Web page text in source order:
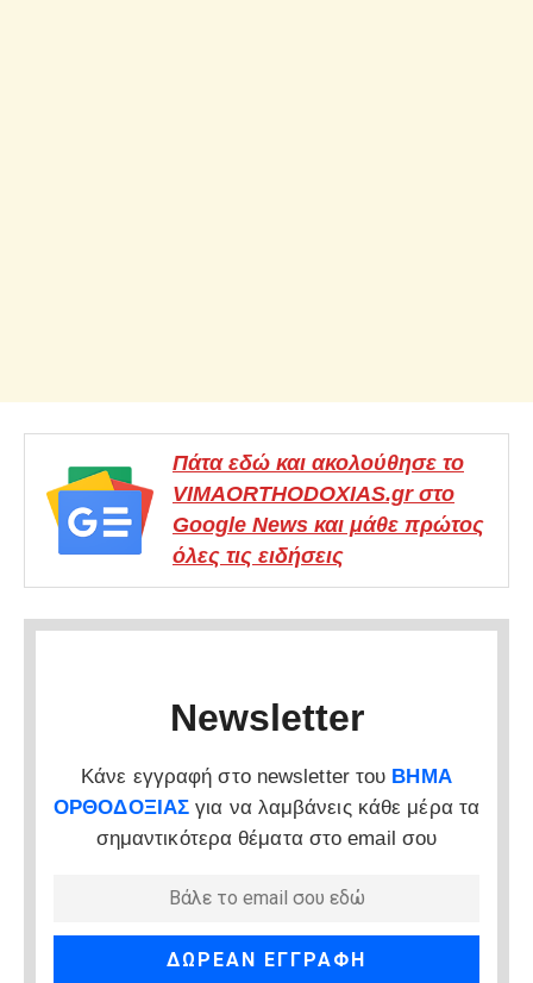
Πάτα εδώ και ακολούθησε το
VIMAORTHODOXIAS.gr στο
Google News και μάθε πρώτος
όλες τις ειδήσεις
Newsletter
Κάνε εγγραφή στο newsletter του ΒΗΜΑ
ΟΡΘΟΔΟΞΙΑΣ για να λαμβάνεις κάθε μέρα τα
σημαντικότερα θέματα στο email σου